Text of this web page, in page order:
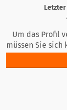
Um das Profil
müssen Sie sich